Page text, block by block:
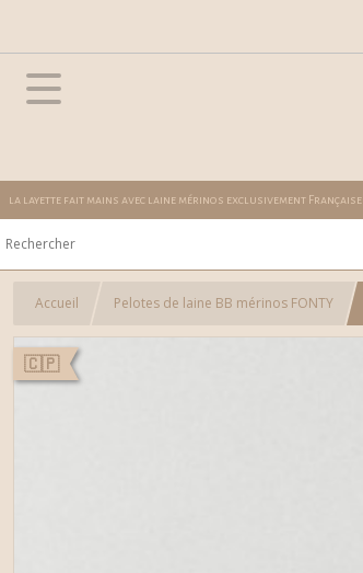
la layette fait mains avec laine mérinos exclusivement Française
Accueil Pelotes de laine BB mérinos FONTY
🇨🇵